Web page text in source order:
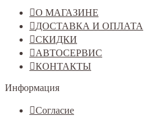
О МАГАЗИНЕ
ДОСТАВКА И ОПЛАТА
СКИДКИ
АВТОСЕРВИС
КОНТАКТЫ
Информация
Согласие